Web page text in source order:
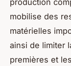
mobilise des
matérielles
ainsi de limiter
premières et